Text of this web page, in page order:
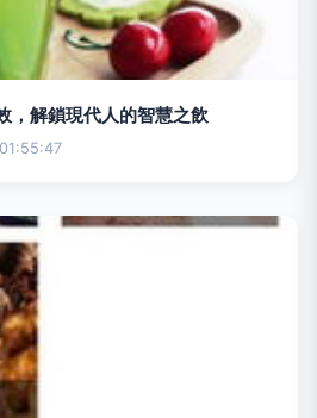
，解鎖現代人的智慧之飲